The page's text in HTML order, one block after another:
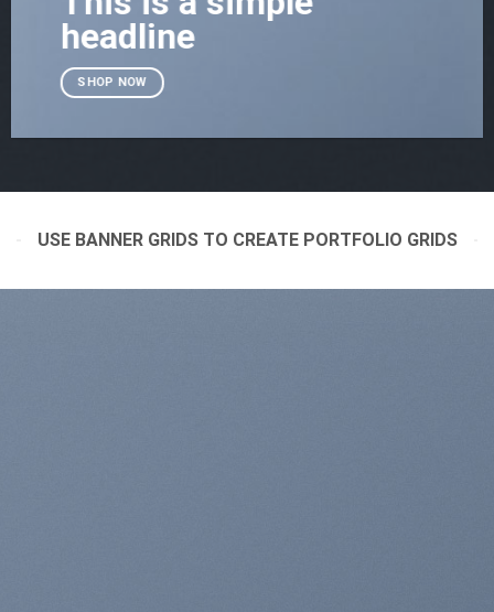
headline
SHOP NOW
USE BANNER GRIDS TO CREATE PORTFOLIO GRIDS